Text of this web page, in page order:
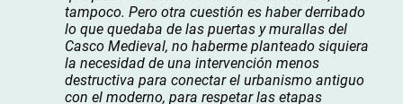
tampoco. Pero otra cuestión es haber derribado
lo que quedaba de las puertas y murallas del
Casco Medieval, no haberme planteado siquiera
la necesidad de una intervención menos
destructiva para conectar el urbanismo antiguo
con el moderno, para respetar las etapas